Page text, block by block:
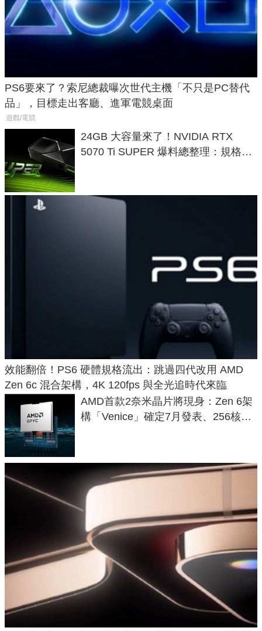
PS6要來了？索尼總裁曝次世代主機「不只是PC替代
品」，目標走出客廳、進軍電競桌面
遊戲/電競
24GB 大容量來了！NVIDIA RTX
5070 Ti SUPER 爆料總整理：規格、
效能翻倍！PS6 硬體規格流出：跳過四代改用 AMD
Zen 6c 混合架構，4K 120fps 與全光追時代來臨
AMD首款2奈米晶片將現身：Zen 6架
構「Venice」確定7月發表、256核心